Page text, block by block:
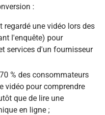
:
regardé une vidéo lors des
l'enquête) pour
services d'un fournisseur
% des consommateurs
vidéo pour comprendre
que de lire une
en ligne ;